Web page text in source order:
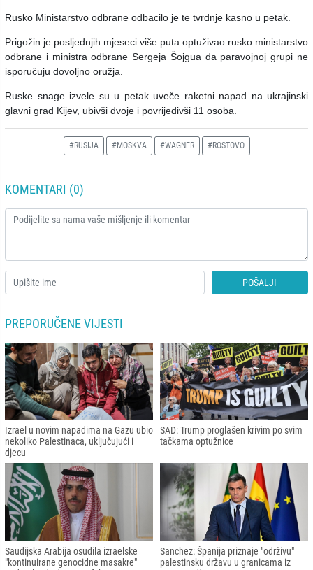
Rusko Ministarstvo odbrane odbacilo je te tvrdnje kasno u petak.
Prigožin je posljednjih mjeseci više puta optuživao rusko ministarstvo
odbrane i ministra odbrane Sergeja Šojgua da paravojnoj grupi ne
isporučuju dovoljno oružja.
Ruske snage izvele su u petak uveče raketni napad na ukrajinski
glavni grad Kijev, ubivši dvoje i povrijedivši 11 osoba.
#RUSIJA #MOSKVA #WAGNER #ROSTOVO
KOMENTARI (0)
POŠALJI
PREPORUČENE VIJESTI
Izrael u novim napadima na Gazu ubio
nekoliko Palestinaca, uključujući i
djecu
SAD: Trump proglašen krivim po svim
tačkama optužnice
Saudijska Arabija osudila izraelske
"kontinuirane genocidne masakre"
Sanchez: Španija priznaje "održivu"
palestinsku državu u granicama iz